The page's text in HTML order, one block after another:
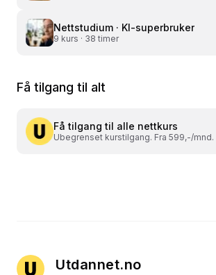
Nettstudium · KI-superbruker
9 kurs · 38 timer
Få tilgang til alt
Få tilgang til alle nettkurs
Ubegrenset kurstilgang. Fra 599,-/mnd.
Utdannet.no